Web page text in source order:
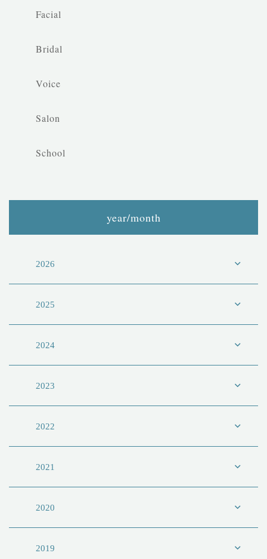
Facial
Bridal
Voice
Salon
School
year/month
2026
2025
2024
2023
2022
2021
2020
2019